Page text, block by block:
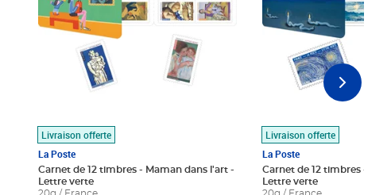
Livraison offerte
La Poste
Carnet de 12 timbres - Maman dans l'art -
Lettre verte
Livraison offerte
La Poste
Carnet de 12 timbres - Le
Lettre verte